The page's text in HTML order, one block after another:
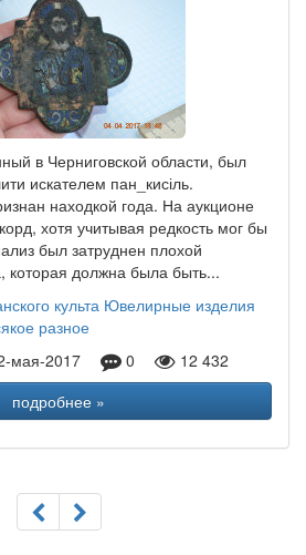
в Черниговской области, был
искателем пан_кисіль.
находкой года. На аукционе
хотя учитывая редкость мог бы
был затруднен плохой
которая должна была быть...
культа Ювелирные изделия
разное
мая-2017
0
12 432
подробнее »